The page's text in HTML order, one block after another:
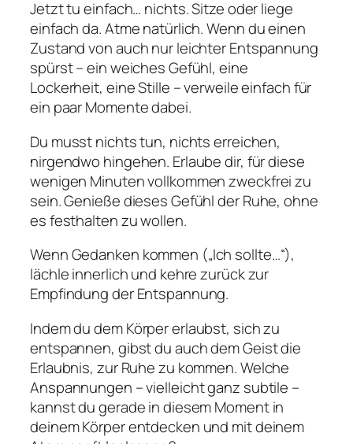
Jetzt tu einfach… nichts. Sitze oder liege
einfach da. Atme natürlich. Wenn du einen
Zustand von auch nur leichter Entspannung
spürst – ein weiches Gefühl, eine
Lockerheit, eine Stille – verweile einfach für
ein paar Momente dabei.
Du musst nichts tun, nichts erreichen,
nirgendwo hingehen. Erlaube dir, für diese
wenigen Minuten vollkommen zweckfrei zu
sein. Genieße dieses Gefühl der Ruhe, ohne
es festhalten zu wollen.
Wenn Gedanken kommen („Ich sollte…“),
lächle innerlich und kehre zurück zur
Empfindung der Entspannung.
Indem du dem Körper erlaubst, sich zu
entspannen, gibst du auch dem Geist die
Erlaubnis, zur Ruhe zu kommen. Welche
Anspannungen – vielleicht ganz subtile –
kannst du gerade in diesem Moment in
deinem Körper entdecken und mit deinem